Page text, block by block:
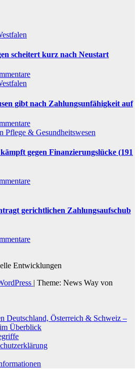
scheitert kurz nach Neustart
gibt nach Zahlungsunfähigkeit auf
Pflege & Gesundheitswesen
gegen Finanzierungslücke (191
gerichtlichen Zahlungsaufschub
Entwicklungen
| Theme: News Way von
Deutschland, Österreich & Schweiz –
Überblick